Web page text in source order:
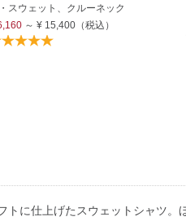
スウェット、クルーネック
～¥ 15,400 （税込）
トに仕上げたスウェットシャツ